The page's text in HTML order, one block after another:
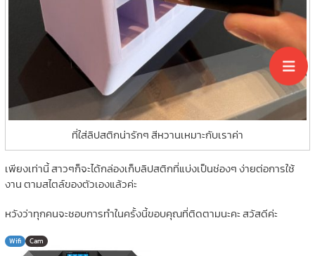
ที่ใส่ลิปสติกน่ารักๆ สีหวานเหมาะกับเราค่า
เพียงเท่านี้ สาวๆก็จะได้กล่องเก็บลิปสติกที่แบ่งเป็นช่องๆ ง่ายต่อการใช้
งาน ตามสไตล์ของตัวเองแล้วค่ะ
หวังว่าทุกคนจะชอบการทำในครั้งนี้ขอบคุณที่ติดตามนะคะ สวัสดีค่ะ
Wifi Cam